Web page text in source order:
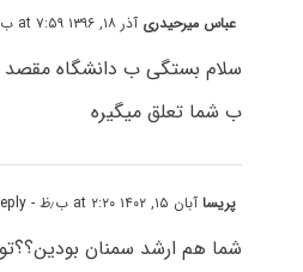
عباس میرحیدری آذر ۱۸, ۱۳۹۶ at ۷:۵۹ ب٫ظ
سلام بستگی ب دانشگاه مقصد
ب شما تعلق میگیره
پریساآبان ۱۵, ۱۴۰۲ at ۲:۲۰ ب٫ظ - Reply
شما هم ارشد سمنان